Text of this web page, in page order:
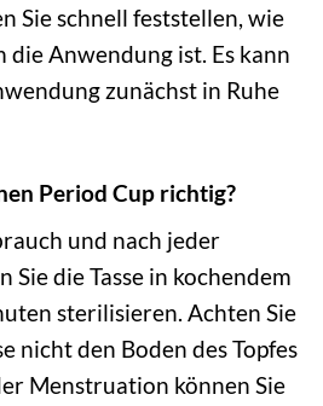
Sie schnell feststellen, wie
die Anwendung ist. Es kann
zunächst in Ruhe
Period Cup richtig?
und nach jeder
die Tasse in kochendem
sterilisieren. Achten Sie
nicht den Boden des Topfes
Menstruation können Sie